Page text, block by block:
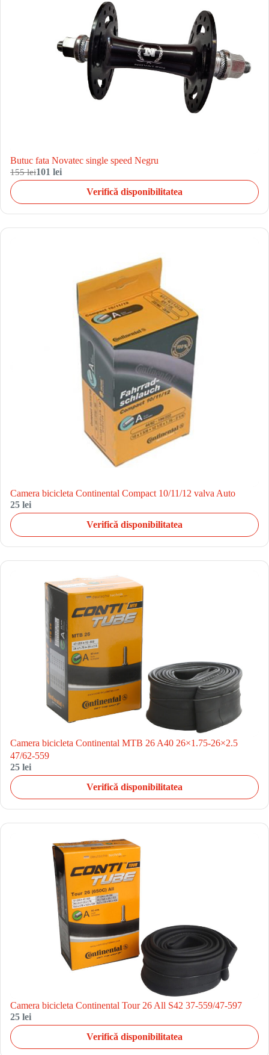
Butuc fata Novatec single speed Negru
155 lei101 lei
Verifică disponibilitatea
Camera bicicleta Continental Compact 10/11/12 valva Auto
25 lei
Verifică disponibilitatea
Camera bicicleta Continental MTB 26 A40 26×1.75-26×2.5
47/62-559
25 lei
Verifică disponibilitatea
Camera bicicleta Continental Tour 26 All S42 37-559/47-597
25 lei
Verifică disponibilitatea